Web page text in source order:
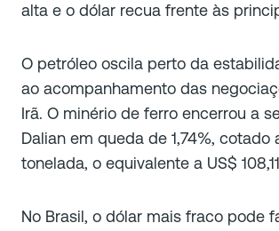
alta e o dólar recua frente às
O petróleo oscila perto da
ao acompanhamento das
Irã. O minério de ferro encerrou a
Dalian em queda de 1,74%, cotado
tonelada, o equivalente a US$
No Brasil, o dólar mais fraco pode